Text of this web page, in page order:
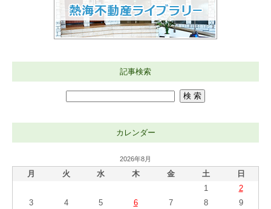
記事検索
カレンダー
2026年8月
月 火 水 木 金 土 日
1
2
3
4 5 6 7 8
9